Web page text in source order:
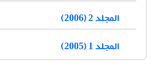
المجلد 2 (2006)
المجلد 1 (2005)